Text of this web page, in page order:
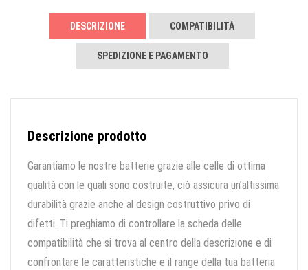
DESCRIZIONE COMPATIBILITÀ
SPEDIZIONE E PAGAMENTO
Descrizione prodotto
Garantiamo le nostre batterie grazie alle celle di ottima
qualità con le quali sono costruite, ciò assicura un’altissima
durabilità grazie anche al design costruttivo privo di
difetti. Ti preghiamo di controllare la scheda delle
compatibilità che si trova al centro della descrizione e di
confrontare le caratteristiche e il range della tua batteria